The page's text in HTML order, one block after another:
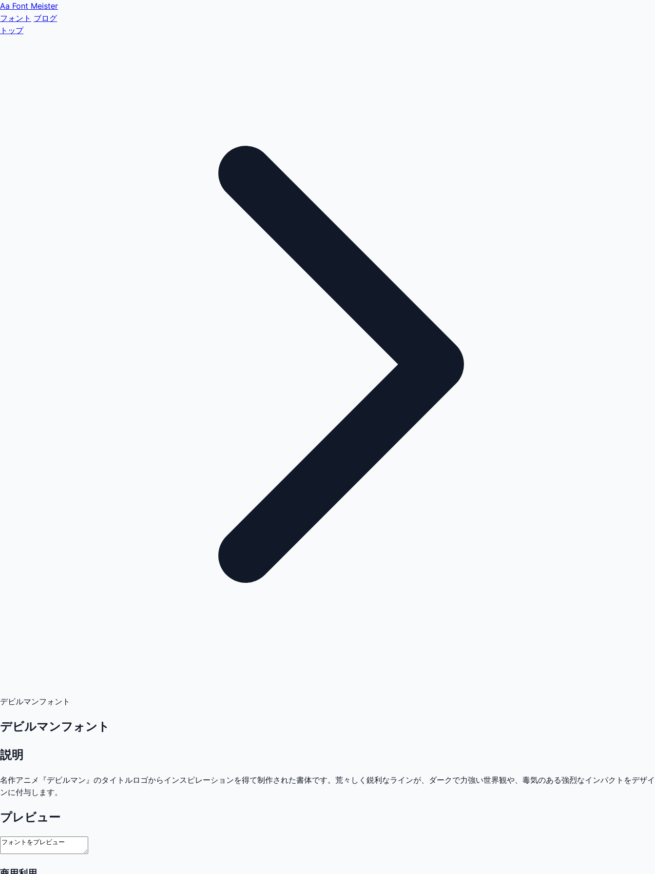
Aa Font Meister
フォント ブログ
トップ
デビルマンフォント
デビルマンフォント
説明
名作アニメ『デビルマン』のタイトルロゴからインスピレーションを得て制作された書体です。荒々しく鋭利なラインが、ダークで力強い世界観や、毒気のある強烈なインパクトをデザイ
ンに付与します。
プレビュー